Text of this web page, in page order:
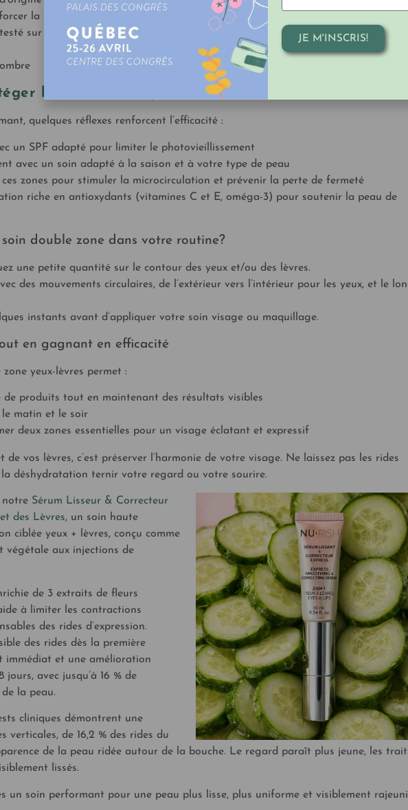
la barrière cutanée et respecter le microbiome
sur les animaux, sans gluten
le contour des yeux et des lèvres
quelques réflexes renforcent l’efficacité :
un SPF adapté pour limiter le photovieillissement
avec un soin adapté à la saison et à votre type de peau
zones pour stimuler la microcirculation et prévenir la perte de fermeté
riche en antioxydants (vitamines C et E, oméga-3) pour soutenir la peau de
double zone dans votre routine?
une petite quantité sur le contour des yeux et/ou des lèvres.
des mouvements circulaires, de l’extérieur vers l’intérieur pour les yeux, et le
instants avant d’appliquer votre soin visage ou maquillage.
en gagnant en efficacité
yeux-lèvres permet :
de produits tout en maintenant des résultats visibles
matin et le soir
deux zones essentielles pour un visage éclatant et expressif
de vos lèvres, c’est préserver l’harmonie de votre visage. Ne laissez pas les rides
la déshydratation ternir votre regard ou votre sourire.
notre Sérum Lisseur & Correcteur
des Lèvres, un soin haute
ciblée yeux + lèvres, conçu comme
végétale aux injections de
de 3 extraits de fleurs
à limiter les contractions
des rides d’expression.
des rides dès la première
immédiat et une amélioration
avec jusqu’à 16 % de
la peau.
cliniques démontrent une
verticales, de 16,2 % des rides du
de la peau ridée autour de la bouche. Le regard paraît plus jeune, les
lissés.
un soin performant pour une peau plus lisse, plus uniforme et visiblement
JE M'INSCRIS!